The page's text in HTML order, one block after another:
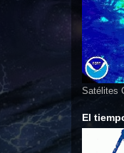
Satélites
El